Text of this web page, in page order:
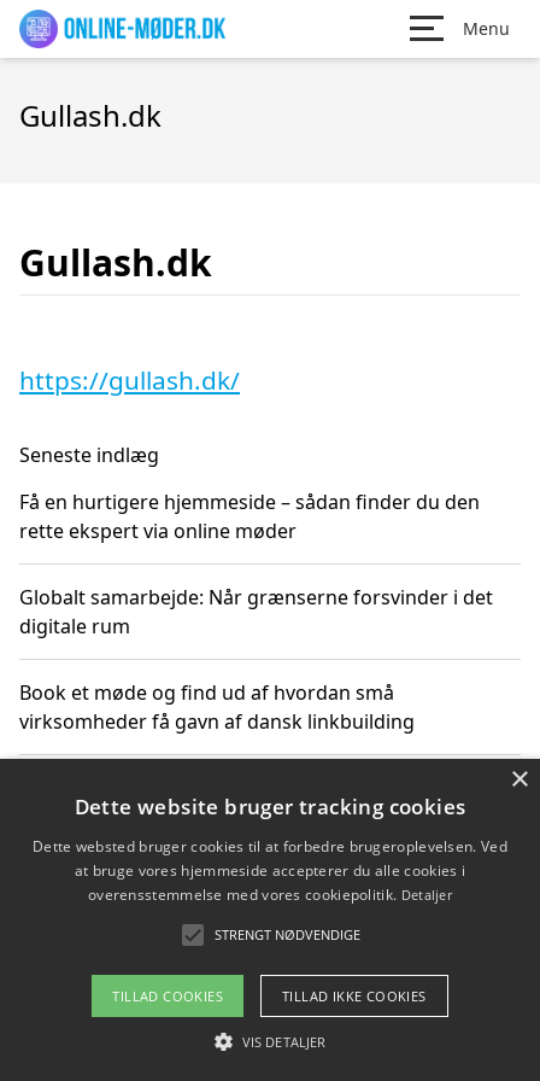
Menu
Gullash.dk
Gullash.dk
https://gullash.dk/
Seneste indlæg
Få en hurtigere hjemmeside – sådan finder du den
rette ekspert via online møder
Globalt samarbejde: Når grænserne forsvinder i det
digitale rum
Book et møde og find ud af hvordan små
virksomheder få gavn af dansk linkbuilding
får du indgår et samarbejde
Hold et møde med en WordPress ekspert og vælg den
mest professionelle til at vedligeholde din løsning
Copyright 2026 - Pilanto Aps
Om / kontakt
×
Dette website bruger tracking cookies
Dette websted bruger cookies til at forbedre brugeroplevelsen. Ved
at bruge vores hjemmeside accepterer du alle cookies i
overensstemmelse med vores cookiepolitik. Detaljer
STRENGT NØDVENDIGE
TILLAD COOKIES TILLAD IKKE COOKIES
VIS DETALJER